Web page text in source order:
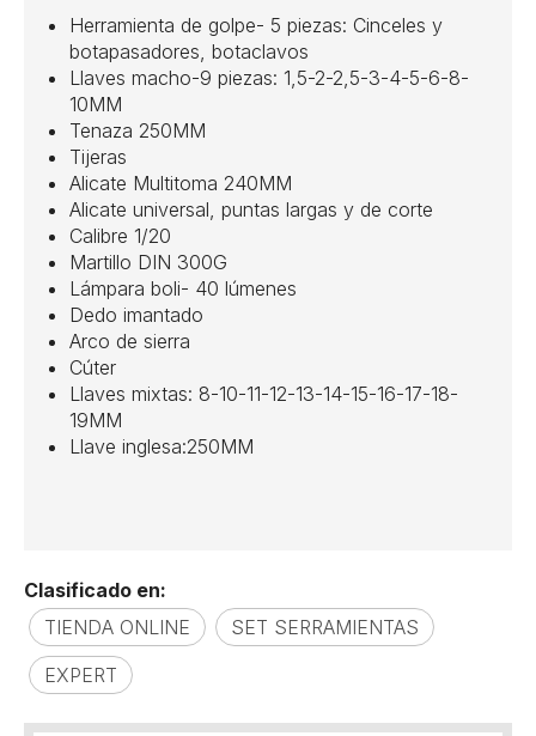
Herramienta de golpe- 5 piezas: Cinceles y
botapasadores, botaclavos
Llaves macho-9 piezas: 1,5-2-2,5-3-4-5-6-8-
10MM
Tenaza 250MM
Tijeras
Alicate Multitoma 240MM
Alicate universal, puntas largas y de corte
Calibre 1/20
Martillo DIN 300G
Lámpara boli- 40 lúmenes
Dedo imantado
Arco de sierra
Cúter
Llaves mixtas: 8-10-11-12-13-14-15-16-17-18-
19MM
Llave inglesa:250MM
Clasificado en:
TIENDA ONLINE
SET SERRAMIENTAS
EXPERT